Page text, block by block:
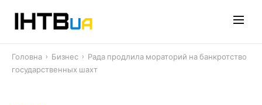
Головна › Бизнес › Рада продлила мораторий на банкротство
государственных шахт